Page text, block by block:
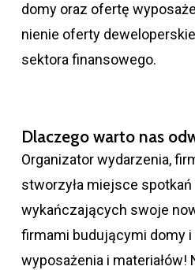
domy oraz ofertę
nienie oferty
sek­tora finan­so­wego.
Dlaczego warto nas
Orga­ni­za­tor wyda­rze­nia,
stwo­rzyła miej­sce
wykań­cza­ją­cych swoje
firmami budującymi domy
wyposażenia i materiałów!